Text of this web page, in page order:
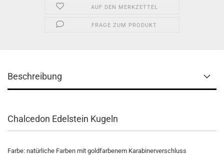
AUF DEN MERKZETTEL
FRAGE ZUM PRODUKT
Beschreibung
Chalcedon Edelstein Kugeln
Farbe: natürliche Farben mit goldfarbenem Karabinerverschluss